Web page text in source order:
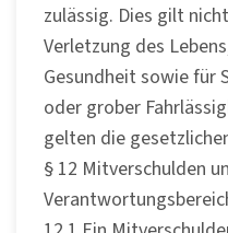
zulässig. Dies gilt
Verletzung des
Gesundheit sowie für
oder grober
gelten die
§ 12 Mitverschulden